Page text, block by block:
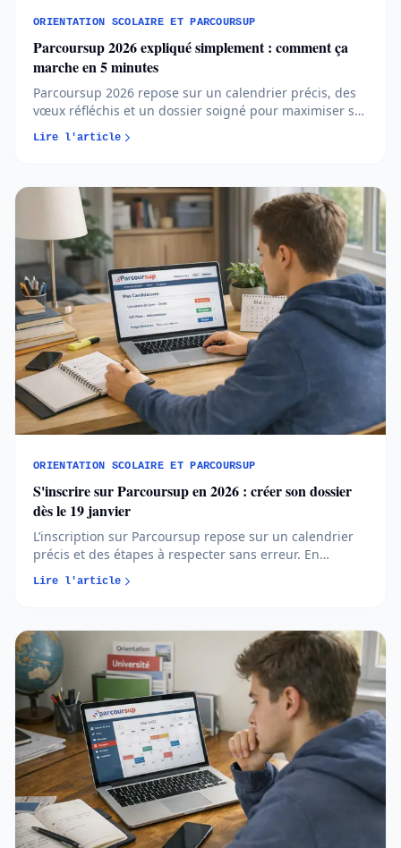
ORIENTATION SCOLAIRE ET PARCOURSUP
Parcoursup 2026 expliqué simplement : comment ça
marche en 5 minutes
Parcoursup 2026 repose sur un calendrier précis, des
vœux réfléchis et un dossier soigné pour maximiser ses
chances d’admission. Comprendre les règles et
anticiper chaque étape permet d’aborder l’orientation
Lire l'article
ORIENTATION SCOLAIRE ET PARCOURSUP
S'inscrire sur Parcoursup en 2026 : créer son dossier
dès le 19 janvier
L’inscription sur Parcoursup repose sur un calendrier
précis et des étapes à respecter sans erreur. En
vous avancez plus sereinement et évitez les oublis
Lire l'article